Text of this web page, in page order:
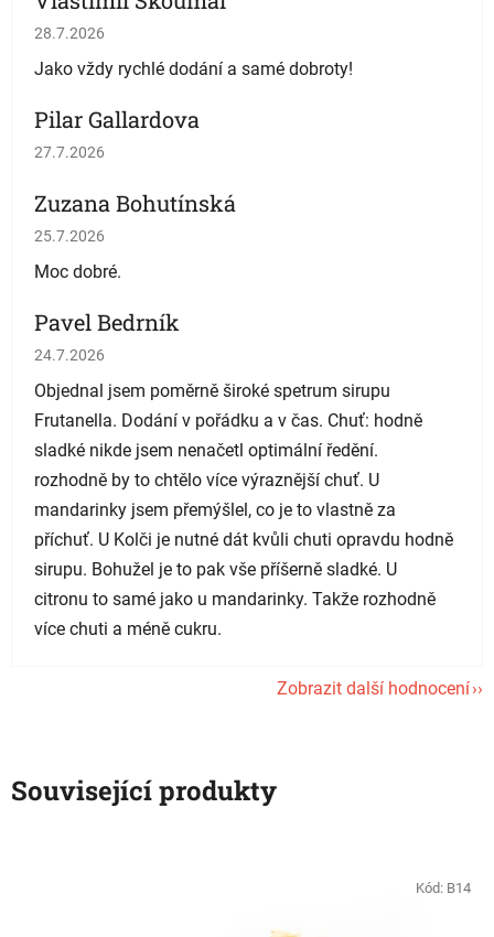
Hodnocení obchodu je 5 z 5 hvězdiček.
28.7.2026
Jako vždy rychlé dodání a samé dobroty!
Pilar Gallardova
Hodnocení obchodu je 5 z 5 hvězdiček.
27.7.2026
Zuzana Bohutínská
Hodnocení obchodu je 5 z 5 hvězdiček.
25.7.2026
Moc dobré.
Pavel Bedrník
Hodnocení obchodu je 5 z 5 hvězdiček.
24.7.2026
Objednal jsem poměrně široké spetrum sirupu
Frutanella. Dodání v pořádku a v čas. Chuť: hodně
sladké nikde jsem nenačetl optimální ředění.
rozhodně by to chtělo více výraznější chuť. U
mandarinky jsem přemýšlel, co je to vlastně za
příchuť. U Kolči je nutné dát kvůli chuti opravdu hodně
sirupu. Bohužel je to pak vše příšerně sladké. U
citronu to samé jako u mandarinky. Takže rozhodně
více chuti a méně cukru.
Zobrazit další hodnocení
Související produkty
Kód: B14